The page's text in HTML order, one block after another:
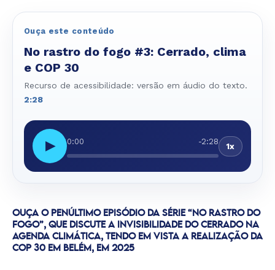
Ouça este conteúdo
No rastro do fogo #3: Cerrado, clima
e COP 30
Recurso de acessibilidade: versão em áudio do texto.
2:28
▶ 0:00 -2:28 1x
OUÇA O PENÚLTIMO EPISÓDIO DA SÉRIE “NO RASTRO DO
FOGO”, QUE DISCUTE A INVISIBILIDADE DO CERRADO NA
AGENDA CLIMÁTICA, TENDO EM VISTA A REALIZAÇÃO DA
COP 30 EM BELÉM, EM 2025